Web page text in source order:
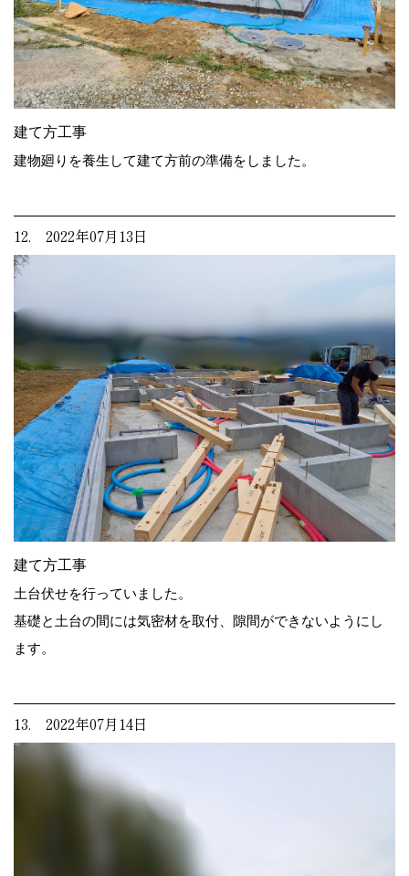
建て方工事
建物廻りを養生して建て方前の準備をしました。
12. 2022年07月13日
建て方工事
土台伏せを行っていました。
基礎と土台の間には気密材を取付、隙間ができないようにし
ます。
13. 2022年07月14日